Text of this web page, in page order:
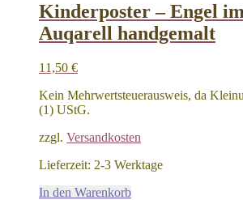
Kinderposter – Engel
Auqarell handgemalt
11,50 €
Kein Mehrwertsteuerausweis, da
(1) UStG.
zzgl. Versandkosten
Lieferzeit: 2-3 Werktage
In den Warenkorb